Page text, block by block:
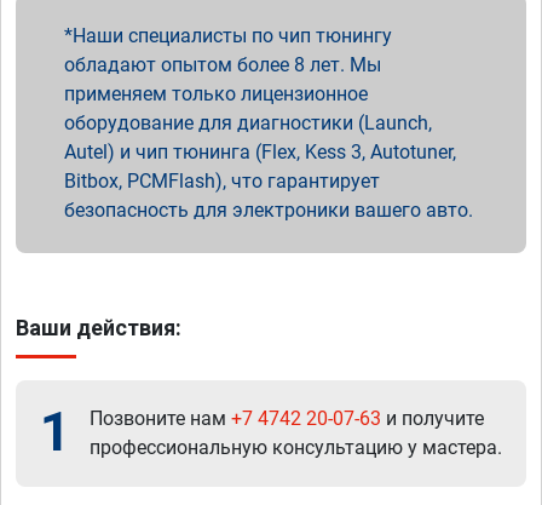
Наши специалисты по чип тюнингу
обладают опытом более 8 лет. Мы
применяем только лицензионное
оборудование для диагностики (Launch,
Autel) и чип тюнинга (Flex, Kess 3, Autotuner,
Bitbox, PCMFlash), что гарантирует
безопасность для электроники вашего авто.
Ваши действия:
1 Позвоните нам +7 4742 20-07-63 и получите
профессиональную консультацию у мастера.